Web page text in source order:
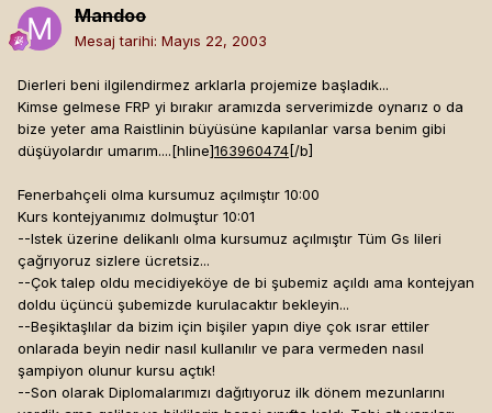
Mandoo
Mesaj tarihi: Mayıs 22, 2003
Dierleri beni ilgilendirmez arklarla projemize başladık...
Kimse gelmese FRP yi bırakır aramızda serverimizde oynarız o da
bize yeter ama Raistlinin büyüsüne kapılanlar varsa benim gibi
düşüyolardır umarım....[hline]163960474[/b]
Fenerbahçeli olma kursumuz açılmıştır 10:00
Kurs kontejyanımız dolmuştur 10:01
--Istek üzerine delikanlı olma kursumuz açılmıştır Tüm Gs lileri
çağrıyoruz sizlere ücretsiz...
--Çok talep oldu mecidiyeköye de bi şubemiz açıldı ama kontejyan
doldu üçüncü şubemizde kurulacaktır bekleyin...
--Beşiktaşlılar da bizim için bişiler yapın diye çok ısrar ettiler
onlarada beyin nedir nasıl kullanılır ve para vermeden nasıl
şampiyon olunur kursu açtık!
--Son olarak Diplomalarımızı dağıtıyoruz ilk dönem mezunlarını